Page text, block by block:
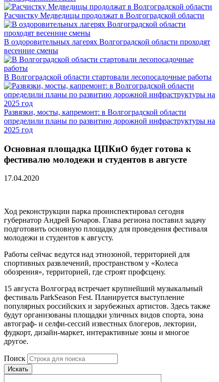
Расчистку Медведицы продолжат в Волгоградской области
В оздоровительных лагерях Волгоградской области проходят
весенние смены
В Волгоградской области стартовали лесопосадочные работы
Развязки, мосты, капремонт: в Волгоградской области
определили планы по развитию дорожной инфраструктуры на
2025 год
Основная площадка ЦПКиО будет готова к
фестивалю молодежи и студентов в августе
17.04.2020
Ход реконструкции парка проинспектировал сегодня
губернатор Андрей Бочаров. Глава региона поставил задачу
подготовить основную площадку для проведения фестиваля
молодежи и студентов к августу.
Работы сейчас ведутся над этнозоной, территорией для
спортивных развлечений, пространством у «Колеса
обозрения», территорией, где строят профсцену.
15 августа Волгоград встречает крупнейший музыкальный
фестиваль ParkSeason Fest. Планируется выступление
популярных российских и зарубежных артистов. Здесь также
будут организованы площадки уличных видов спорта, зона
автограф- и селфи-сессий известных блогеров, лектории,
фудкорт, дизайн-маркет, интерактивные зоны и многое
другое.
Поиск
Искать